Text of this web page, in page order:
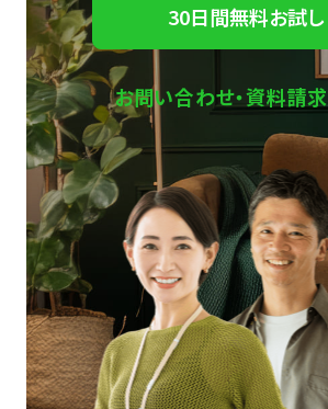
30日間無料お試し
お問い合わせ・資料請求